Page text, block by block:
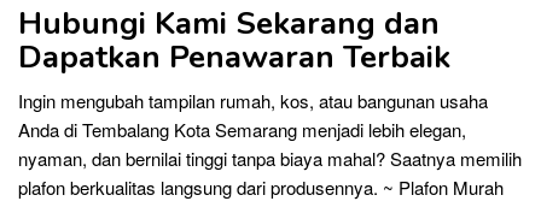
Hubungi Kami Sekarang dan
Dapatkan Penawaran Terbaik
Ingin mengubah tampilan rumah, kos, atau bangunan usaha
Anda di Tembalang Kota Semarang menjadi lebih elegan,
nyaman, dan bernilai tinggi tanpa biaya mahal? Saatnya memilih
plafon berkualitas langsung dari produsennya. ~ Plafon Murah